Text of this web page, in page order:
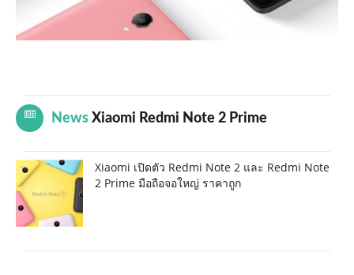
News Xiaomi Redmi Note 2 Prime
Xiaomi เปิดตัว Redmi Note 2 และ Redmi Note
2 Prime มือถือจอใหญ่ ราคาถูก